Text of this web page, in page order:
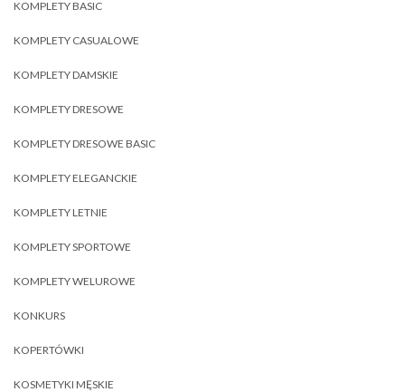
KOMPLETY BASIC
KOMPLETY CASUALOWE
KOMPLETY DAMSKIE
KOMPLETY DRESOWE
KOMPLETY DRESOWE BASIC
KOMPLETY ELEGANCKIE
KOMPLETY LETNIE
KOMPLETY SPORTOWE
KOMPLETY WELUROWE
KONKURS
KOPERTÓWKI
KOSMETYKI MĘSKIE